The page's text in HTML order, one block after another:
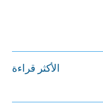
الأكثر قراءة